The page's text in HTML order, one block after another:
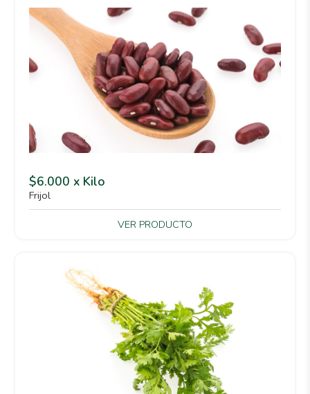
$6.000 x Kilo
Frijol
VER PRODUCTO